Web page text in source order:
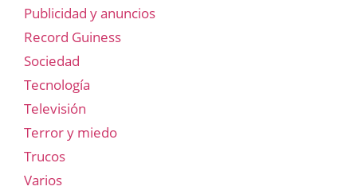
Publicidad y anuncios
Record Guiness
Sociedad
Tecnología
Televisión
Terror y miedo
Trucos
Varios